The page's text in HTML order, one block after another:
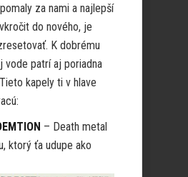
za nami a najlepší
do nového, je
K dobrému
vode patrí aj poriadna
kapely ti v hlave
– Death metal
ktorý ťa udupe ako